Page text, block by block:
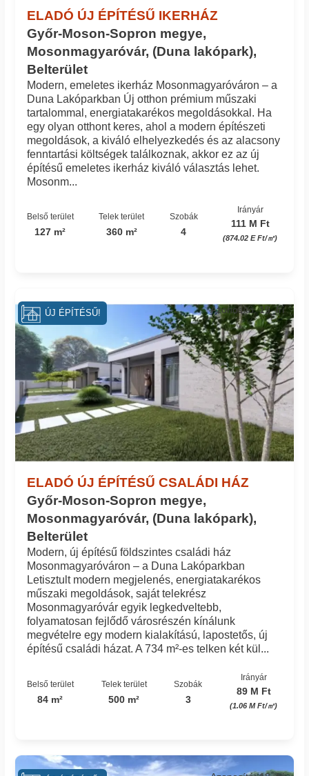
ELADÓ ÚJ ÉPÍTÉSŰ IKERHÁZ
Győr-Moson-Sopron megye,
Mosonmagyaróvár, (Duna lakópark),
Belterület
Modern, emeletes ikerház Mosonmagyaróváron – a
Duna Lakóparkban Új otthon prémium műszaki
tartalommal, energiatakarékos megoldásokkal. Ha
egy olyan otthont keres, ahol a modern építészeti
megoldások, a kiváló elhelyezkedés és az alacsony
fenntartási költségek találkoznak, akkor ez az új
építésű emeletes ikerház kiváló választás lehet.
Mosonm...
Belső terület
127 m²
Telek terület
360 m²
Szobák
4
Irányár
111 M Ft
(874.02 E Ft/㎡)
ELADÓ ÚJ ÉPÍTÉSŰ CSALÁDI HÁZ
Győr-Moson-Sopron megye,
Mosonmagyaróvár, (Duna lakópark),
Belterület
Azonosító: 19_fri
Modern, új építésű földszintes családi ház
Mosonmagyaróváron – a Duna Lakóparkban
Letisztult modern megjelenés, energiatakarékos
műszaki megoldások, saját telekrész
Mosonmagyaróvár egyik legkedveltebb,
folyamatosan fejlődő városrészén kínálunk
megvételre egy modern kialakítású, lapostetős, új
építésű családi házat. A 734 m²-es telken két kül...
Belső terület
84 m²
Telek terület
500 m²
Szobák
3
Irányár
89 M Ft
(1.06 M Ft/㎡)
ÚJ ÉPÍTÉSŰ!